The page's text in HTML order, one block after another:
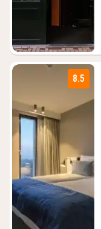
8.5